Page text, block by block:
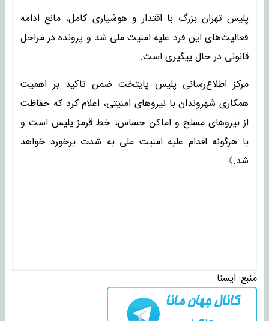
پلیس تهران بزرگ با اقتدار و هوشیاری کامل، مانع ادامه
فعالیت‌های این فرد علیه امنیت ملی شد و پرونده در مراحل
قانونی در حال پیگیری است.
مرکز اطلاع‌رسانی پلیس پایتخت ضمن تاکید بر اهمیت
همکاری شهروندان با نیروهای امنیتی، اعلام کرد که حفاظت
از نیروهای مسلح و اماکن حساس، خط قرمز پلیس است و
با هرگونه اقدام علیه امنیت ملی به شدت برخورد خواهد
شد.》
منبع: ايسنا